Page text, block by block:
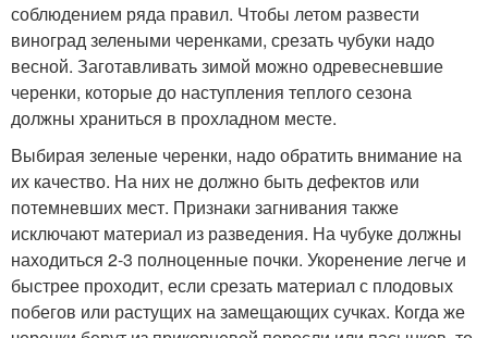
соблюдением ряда правил. Чтобы летом развести
виноград зелеными черенками, срезать чубуки надо
весной. Заготавливать зимой можно одревесневшие
черенки, которые до наступления теплого сезона
должны храниться в прохладном месте.
Выбирая зеленые черенки, надо обратить внимание на
их качество. На них не должно быть дефектов или
потемневших мест. Признаки загнивания также
исключают материал из разведения. На чубуке должны
находиться 2-3 полноценные почки. Укоренение легче и
быстрее проходит, если срезать материал с плодовых
побегов или растущих на замещающих сучках. Когда же